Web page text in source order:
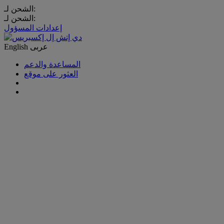
الشحن لـ:
الشحن لـ:
إعدادات المسؤول
English عربى
المساعدة والدعم
العثور على موقع